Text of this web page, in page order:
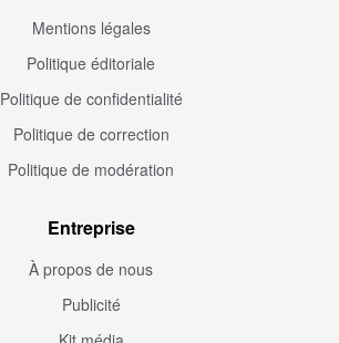
Mentions légales
Politique éditoriale
Politique de confidentialité
Politique de correction
Politique de modération
Entreprise
À propos de nous
Publicité